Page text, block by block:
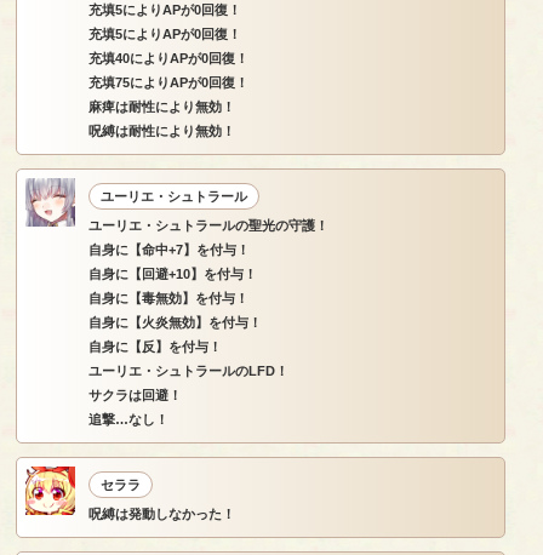
充填5によりAPが0回復！
充填5によりAPが0回復！
充填40によりAPが0回復！
充填75によりAPが0回復！
麻痺は耐性により無効！
呪縛は耐性により無効！
ユーリエ・シュトラール
ユーリエ・シュトラールの聖光の守護！
自身に【命中+7】を付与！
自身に【回避+10】を付与！
自身に【毒無効】を付与！
自身に【火炎無効】を付与！
自身に【反】を付与！
ユーリエ・シュトラールのLFD！
サクラは回避！
追撃…なし！
セララ
呪縛は発動しなかった！